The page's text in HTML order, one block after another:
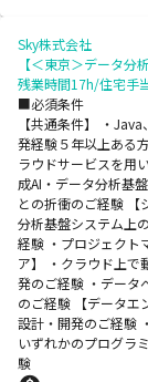
Sky株式会社
【＜東京＞データ
残業時間17h/住宅手
■必須条件
【共通条件】 ・
発経験５年以上ある
ラウドサービスを用
成AI・データ分析基
との折衝のご経験 【
分析基盤システム上
経験 ・プロジェクト
ア】 ・クラウド上で
発のご経験 ・データ
のご経験 【データエ
設計・開発のご経験
いずれかのプログラ
験